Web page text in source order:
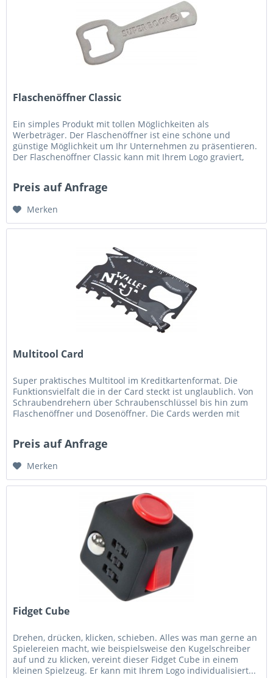
Flaschenöffner Classic
Ein simples Produkt mit tollen Möglichkeiten als
Werbeträger. Der Flaschenöffner ist eine schöne und
günstige Möglichkeit um Ihr Unternehmen zu präsentieren.
Der Flaschenöffner Classic kann mit Ihrem Logo graviert,
Preis auf Anfrage
Merken
Multitool Card
Super praktisches Multitool im Kreditkartenformat. Die
Funktionsvielfalt die in der Card steckt ist unglaublich. Von
Schraubendrehern über Schraubenschlüssel bis hin zum
Flaschenöffner und Dosenöffner. Die Cards werden mit
Preis auf Anfrage
Merken
Fidget Cube
Drehen, drücken, klicken, schieben. Alles was man gerne an
Spielereien macht, wie beispielsweise den Kugelschreiber
auf und zu klicken, vereint dieser Fidget Cube in einem
kleinen Spielzeug. Er kann mit Ihrem Logo individualisiert...